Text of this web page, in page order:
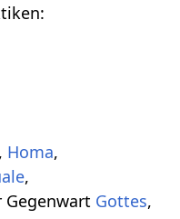
, Homa,
,
Gottes,